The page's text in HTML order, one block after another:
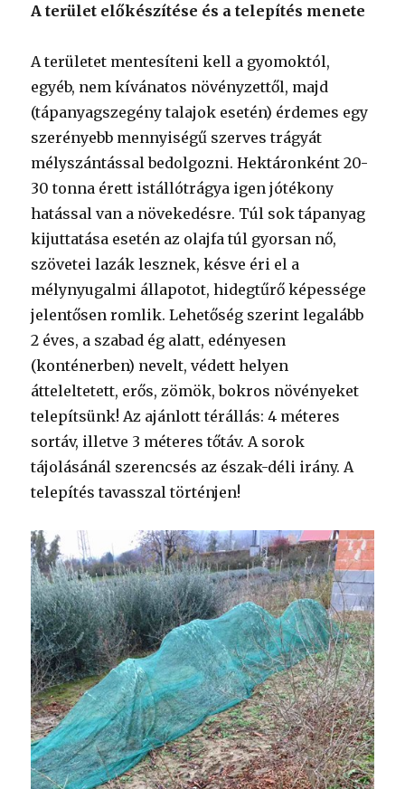
A terület előkészítése és a telepítés menete
A területet mentesíteni kell a gyomoktól,
egyéb, nem kívánatos növényzettől, majd
(tápanyagszegény talajok esetén) érdemes egy
szerényebb mennyiségű szerves trágyát
mélyszántással bedolgozni. Hektáronként 20-
30 tonna érett istállótrágya igen jótékony
hatással van a növekedésre. Túl sok tápanyag
kijuttatása esetén az olajfa túl gyorsan nő,
szövetei lazák lesznek, késve éri el a
mélynyugalmi állapotot, hidegtűrő képessége
jelentősen romlik. Lehetőség szerint legalább
2 éves, a szabad ég alatt, edényesen
(konténerben) nevelt, védett helyen
átteleltetett, erős, zömök, bokros növényeket
telepítsünk! Az ajánlott térállás: 4 méteres
sortáv, illetve 3 méteres tőtáv. A sorok
tájolásánál szerencsés az észak-déli irány. A
telepítés tavasszal történjen!